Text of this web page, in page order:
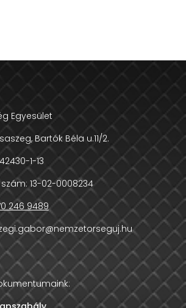
Egyesület
Isaszeg, Bartók Béla u.11/2.
1-13
13-02-0008234
246 9489